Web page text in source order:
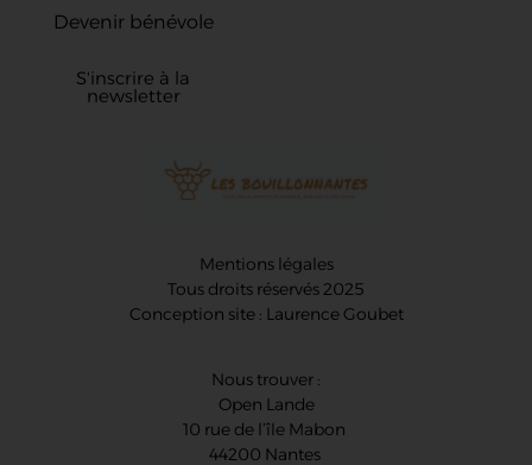
Devenir bénévole
S'inscrire à la
newsletter
Mentions légales
Tous droits réservés 2025
Conception site : Laurence Goubet
Nous trouver :
Open Lande
10 rue de l’île Mabon
44200 Nantes